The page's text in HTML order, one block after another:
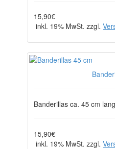
15,90€
inkl. 19% MwSt. zzgl.
Banderillas ca. 45 cm lang
15,90€
inkl. 19% MwSt. zzgl.